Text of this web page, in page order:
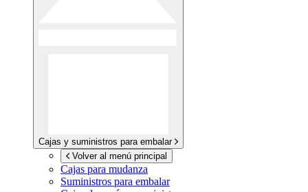
Cajas y suministros para embalar
Volver al menú principal
Cajas para mudanza
Suministros para embalar